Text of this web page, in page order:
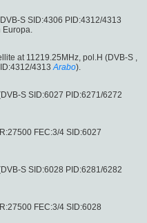
S SID:4306 PID:4312/4313
Europa.
at 11219.25MHz, pol.H (DVB-S ,
4313 Arabo).
S SID:6027 PID:6271/6272
FEC:3/4 SID:6027
S SID:6028 PID:6281/6282
FEC:3/4 SID:6028